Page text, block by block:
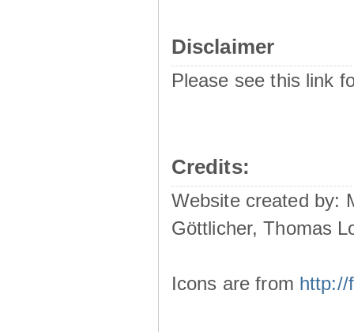
Disclaimer
Please see this link
Credits:
Website created by:
Göttlicher, Thomas
Icons are from http://